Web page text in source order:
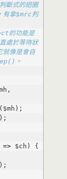
斷式的迴圈
有拿$mrc判
功能是
處於等待狀
就像是會自
=>